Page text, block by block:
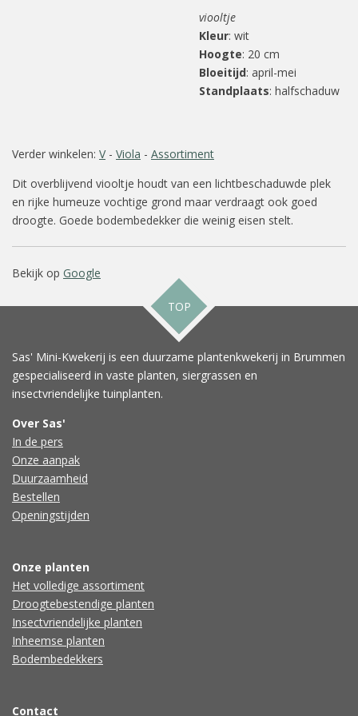
viooltje
Kleur: wit
Hoogte: 20 cm
Bloeitijd: april-mei
Standplaats: halfschaduw
Verder winkelen: V- Viola - Assortiment
Dit overblijvend viooltje houdt van een lichtbeschaduwde plek
en rijke humeuze vochtige grond maar verdraagt ook goed
droogte. Goede bodembedekker die weinig eisen stelt.
Bekijk op Google
TOP
Sas' Mini-Kwekerij is een duurzame plantenkwekerij in Brummen
gespecialiseerd in vaste planten, siergrassen en
insectvriendelijke tuinplanten.
Over Sas'
In de pers
Onze aanpak
Duurzaamheid
Bestellen
Openingstijden
Onze planten
Het volledige assortiment
Droogtebestendige planten
Insectvriendelijke planten
Inheemse planten
Bodembedekkers
Contact